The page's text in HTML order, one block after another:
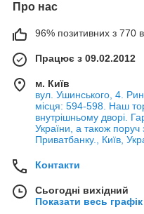
Про нас
96% позитивних з 770
Працює з 09.02.2012
м. Київ
вул. Ушинського, 4.
місця: 594-598. Наш
внутрішньому дворі.
України, а також
Приватбанку., Київ,
Контакти
Сьогодні вихідний
Показати весь